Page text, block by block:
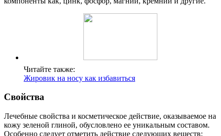
Читайте также:
Жировик на носу как избавиться
Свойства
Лечебные свойства и косметическое действие, оказываемое на
кожу зеленой глиной, обусловлено ее уникальным составом.
Особенно следует отметить действие следующих веществ: